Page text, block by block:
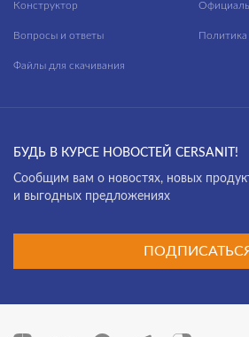
Конструктор
Вопросы и ответы
Файлы для скачивания
БУДЬ В КУРСЕ НОВОСТЕЙ CERSANIT!
Cообщим вам о новостях, новых
и выгодных предложениях